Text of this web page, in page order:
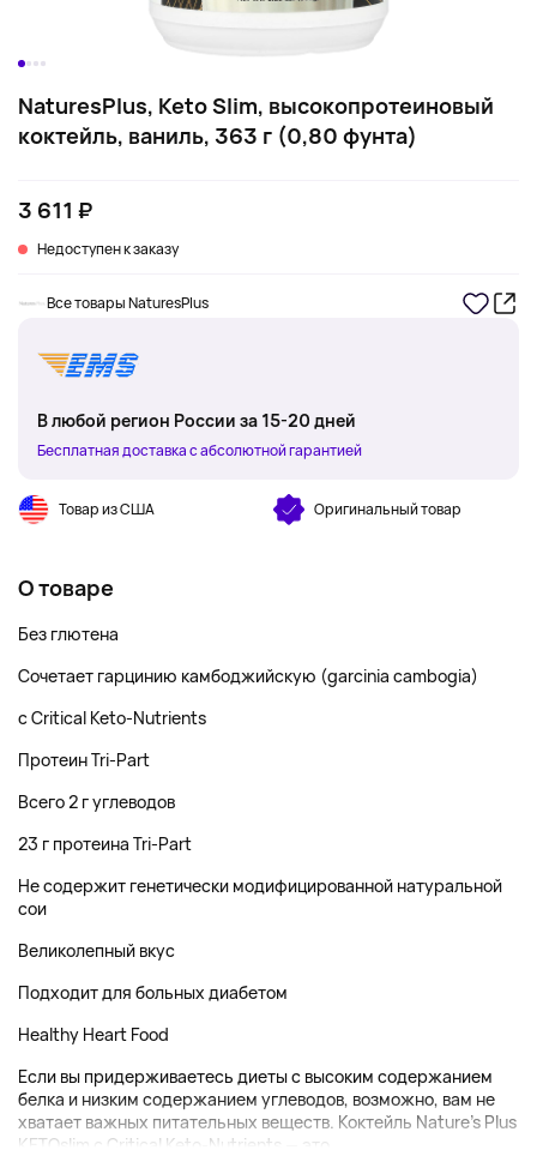
NaturesPlus, Keto Slim, высокопротеиновый
коктейль, ваниль, 363 г (0,80 фунта)
3 611 ₽
Недоступен к заказу
Все товары NaturesPlus
В любой регион России за 15-20 дней
Бесплатная доставка с абсолютной гарантией
Товар из США Оригинальный товар
О товаре
Без глютена
Сочетает гарцинию камбоджийскую (garcinia cambogia)
с Critical Keto-Nutrients
Протеин Tri-Part
Всего 2 г углеводов
23 г протеина Tri-Part
Не содержит генетически модифицированной натуральной
сои
Великолепный вкус
Подходит для больных диабетом
Healthy Heart Food
Если вы придерживаетесь диеты с высоким содержанием
белка и низким содержанием углеводов, возможно, вам не
хватает важных питательных веществ. Коктейль Nature's Plus
KETOslim с Critical Keto-Nutrients — это...